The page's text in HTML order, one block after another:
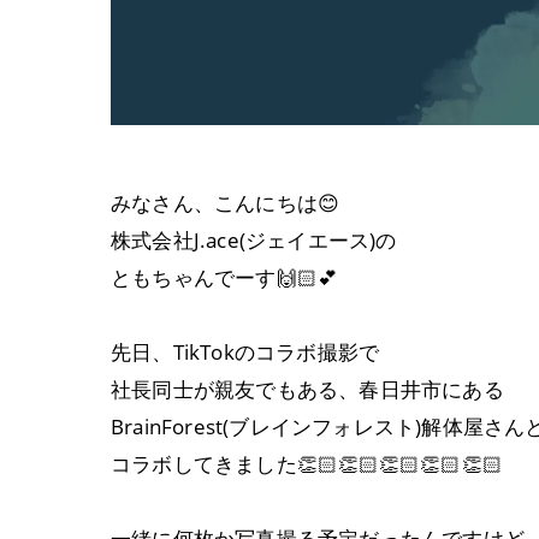
みなさん、こんにちは😊
株式会社J.ace(ジェイエース)の
ともちゃんでーす🙌🏻︎‪💕
先日、TikTokのコラボ撮影で
社長同士が親友でもある、春日井市にある
BrainForest(ブレインフォレスト)解体屋さん
コラボしてきました👏🏻👏🏻👏🏻👏🏻👏🏻